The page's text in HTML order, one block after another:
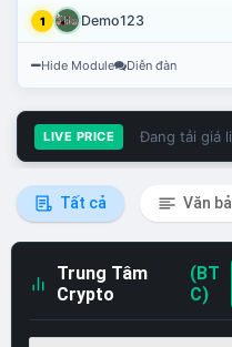
1 Demo123
Hide Module Diễn đàn
LIVE PRICE Đang tải giá
Tất cả Văn
Trung Tâm
Crypto
(BT
C)